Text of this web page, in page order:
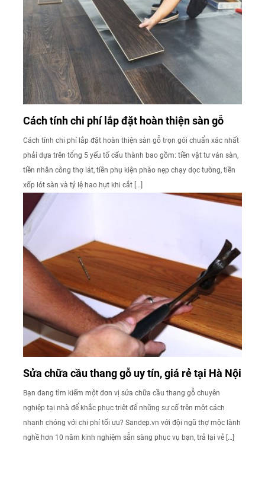
Cách tính chi phí lắp đặt hoàn thiện sàn gỗ
Cách tính chi phí lắp đặt hoàn thiện sàn gỗ trọn gói chuẩn xác nhất
phải dựa trên tổng 5 yếu tố cấu thành bao gồm: tiền vật tư ván sàn,
tiền nhân công thợ lát, tiền phụ kiện phào nẹp chạy dọc tường, tiền
xốp lót sàn và tỷ lệ hao hụt khi cắt […]
Sửa chữa cầu thang gỗ uy tín, giá rẻ tại Hà Nội
Bạn đang tìm kiếm một đơn vị sửa chữa cầu thang gỗ chuyên
nghiệp tại nhà để khắc phục triệt để những sự cố trên một cách
nhanh chóng với chi phí tối ưu? Sandep.vn với đội ngũ thợ mộc lành
nghề hơn 10 năm kinh nghiệm sẵn sàng phục vụ bạn, trả lại vẻ […]